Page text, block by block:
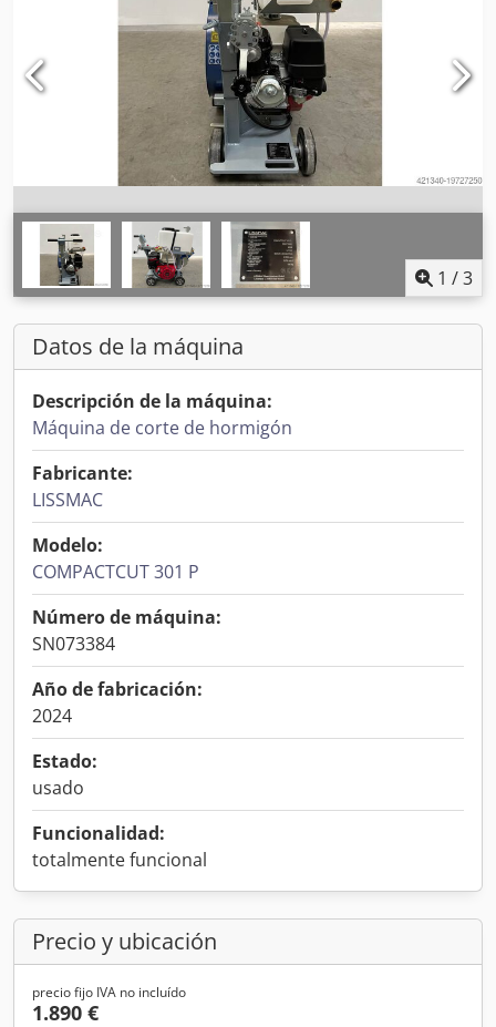
1 /3
Datos de la máquina
Descripción de la máquina:
Máquina de corte de hormigón
Fabricante:
LISSMAC
Modelo:
COMPACTCUT 301 P
Número de máquina:
SN073384
Año de fabricación:
2024
Estado:
usado
Funcionalidad:
totalmente funcional
Precio y ubicación
precio fijo IVA no incluído
1.890 €